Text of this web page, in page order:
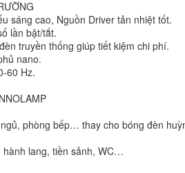
sáng cao, Nguồn Driver tản nhiệt tốt.
lần bật/tắt.
truyền thống giúp tiết kiệm chi phí.
nano.
60 Hz.
phòng bếp… thay cho bóng đèn
hành lang, tiền sảnh, WC…